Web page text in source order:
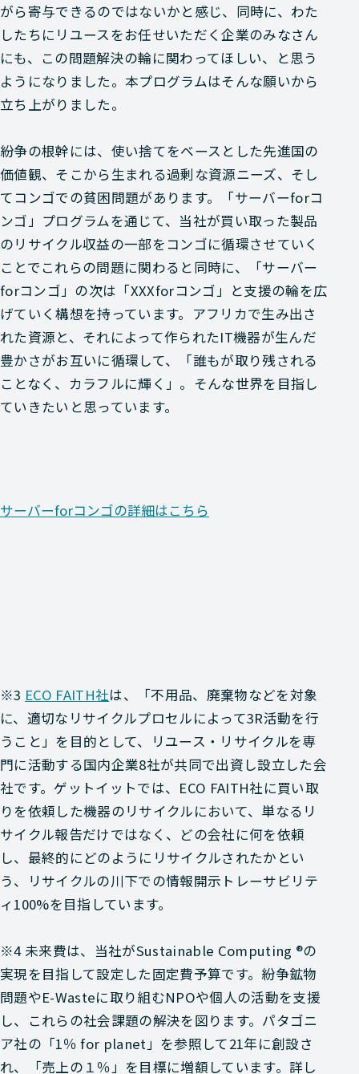
がら寄与できるのではないかと感じ、同時に、わた
したちにリユースをお任せいただく企業のみなさん
にも、この問題解決の輪に関わってほしい、と思う
ようになりました。本プログラムはそんな願いから
立ち上がりました。
紛争の根幹には、使い捨てをベースとした先進国の
価値観、そこから生まれる過剰な資源ニーズ、そし
てコンゴでの貧困問題があります。「サーバーforコ
ンゴ」プログラムを通じて、当社が買い取った製品
のリサイクル収益の一部をコンゴに循環させていく
ことでこれらの問題に関わると同時に、「サーバー
forコンゴ」の次は「XXXforコンゴ」と支援の輪を広
げていく構想を持っています。アフリカで生み出さ
れた資源と、それによって作られたIT機器が生んだ
豊かさがお互いに循環して、「誰もが取り残される
ことなく、カラフルに輝く」。そんな世界を目指し
ていきたいと思っています。
サーバーforコンゴの詳細はこちら
※3 ECO FAITH社は、「不用品、廃棄物などを対象
に、適切なリサイクルプロセルによって3R活動を行
うこと」を目的として、リユース・リサイクルを専
門に活動する国内企業8社が共同で出資し設立した会
社です。ゲットイットでは、ECO FAITH社に買い取
りを依頼した機器のリサイクルにおいて、単なるリ
サイクル報告だけではなく、どの会社に何を依頼
し、最終的にどのようにリサイクルされたかとい
う、リサイクルの川下での情報開示トレーサビリテ
ィ100%を目指しています。
※4 未来費は、当社がSustainable Computing ®の
実現を目指して設定した固定費予算です。紛争鉱物
問題やE-Wasteに取り組むNPOや個人の活動を支援
し、これらの社会課題の解決を図ります。パタゴニ
ア社の「1％ for planet」を参照して21年に創設さ
れ、「売上の１％」を目標に増額しています。詳し